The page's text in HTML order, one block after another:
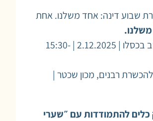
שבוע דינה: אחד משלנו. אחת
משלנו.
יום שלישי | י״ב בכסלו | 2.12.2025 | 15:30-
רבנים, מכון שכטר |
כלים להתמודדות עם ״שערי